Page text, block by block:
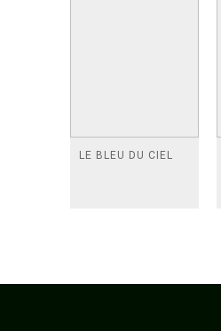
LE BLEU DU CIEL